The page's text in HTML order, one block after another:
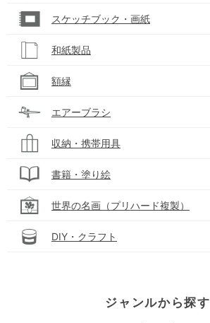
スケッチブック・画紙
和紙製品
額縁
エアーブラシ
収納・携帯用具
書籍・塗り絵
世界の名画（プリハード複製）
DIY・クラフト
ジャンルから探す